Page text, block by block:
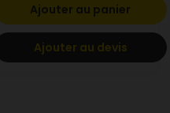
Ajouter au panier
Ajouter au devis